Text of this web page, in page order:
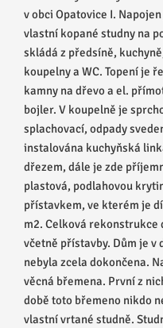
v obci Opatovice I.
vlastní kopané studny na
skládá z předsíně,
koupelny a WC. Topení je
kamny na dřevo a el.
bojler. V koupelně je
splachovací, odpady
instalována kuchyňská
dřezem, dále je zde
plastová, podlahovou
přístavkem, ve kterém je
m2. Celková rekonstrukce
včetně přístavby. Dům je
nebyla zcela dokončena.
věcná břemena. První z
době toto břemeno nikdo
vlastní vrtané studně.